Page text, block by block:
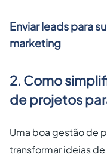
Enviar leads para
marketing
2. Como
de projetos
Uma boa gestão de
transformar ideias